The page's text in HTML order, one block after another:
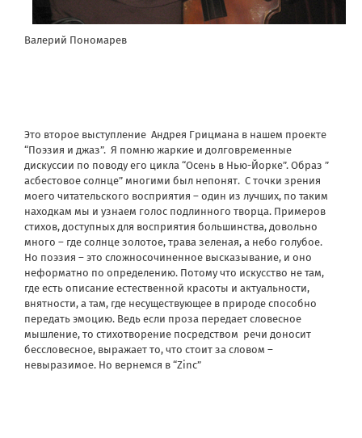
Валерий Пономарев
Это второе выступление Андрея Грицмана в нашем проекте
“Поэзия и джаз”. Я помню жаркие и долговременные
дискуссии по поводу его цикла “Осень в Нью-Йорке”. Образ ”
асбестовое солнце” многими был непонят. С точки зрения
моего читательского восприятия – один из лучших, по таким
находкам мы и узнаем голос подлинного творца. Примеров
стихов, доступных для восприятия большинства, довольно
много – где солнце золотое, трава зеленая, а небо голубое.
Но поэзия – это сложносочиненное высказывание, и оно
неформатно по определению. Потому что искусство не там,
где есть описание естественной красоты и актуальности,
внятности, а там, где несуществующее в природе способно
передать эмоцию. Ведь если проза передает словесное
мышление, то стихотворение посредством речи доносит
бессловесное, выражает то, что стоит за словом –
невыразимое. Но вернемся в “Zinc”